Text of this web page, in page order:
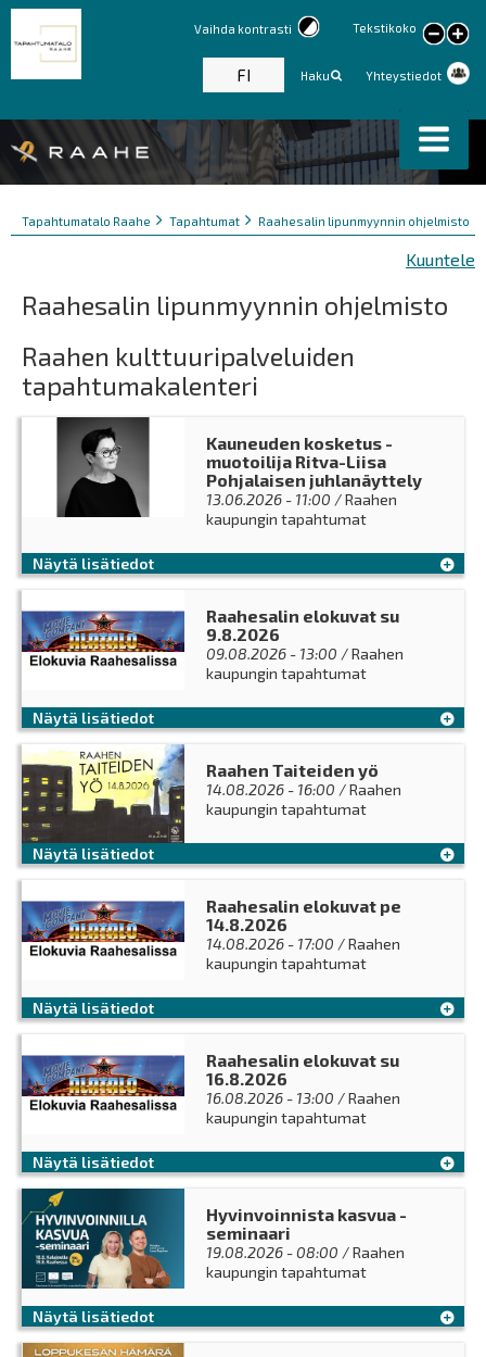
Tekstikoko
text
Vaihda kontrasti
Haku Yhteystiedot
FI
Murupolku
You
Tapahtumatalo Raahe Tapahtumat Raahesalin lipunmyynnin ohjelmisto
Kuuntele
Raahesalin lipunmyynnin ohjelmisto
Raahen kulttuuripalveluiden
tapahtumakalenteri
Kauneuden kosketus -
muotoilija Ritva-Liisa
Pohjalaisen juhlanäyttely
13.06.2026 - 11:00 / Raahen
kaupungin tapahtumat
Näytä lisätiedot
Raahesalin elokuvat su
9.8.2026
09.08.2026 - 13:00 / Raahen
kaupungin tapahtumat
Näytä lisätiedot
Raahen Taiteiden yö
14.08.2026 - 16:00 / Raahen
kaupungin tapahtumat
Näytä lisätiedot
Raahesalin elokuvat pe
14.8.2026
14.08.2026 - 17:00 / Raahen
kaupungin tapahtumat
Näytä lisätiedot
Raahesalin elokuvat su
16.8.2026
16.08.2026 - 13:00 / Raahen
kaupungin tapahtumat
Näytä lisätiedot
Hyvinvoinnista kasvua -
seminaari
19.08.2026 - 08:00 / Raahen
kaupungin tapahtumat
Näytä lisätiedot